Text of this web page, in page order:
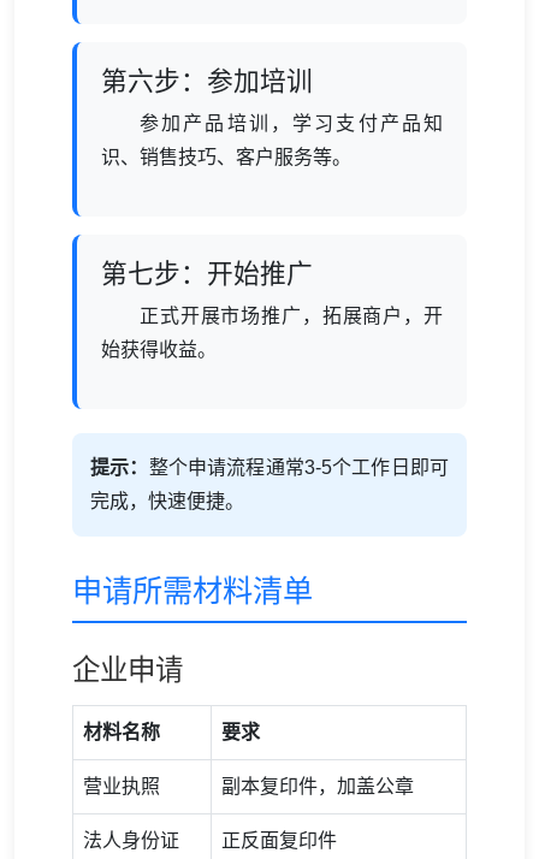
第六步：参加培训
参加产品培训，学习支付产品知
识、销售技巧、客户服务等。
第七步：开始推广
正式开展市场推广，拓展商户，开
始获得收益。
提示： 整个申请流程通常3-5个工作日即可
完成，快速便捷。
申请所需材料清单
企业申请
材料名称 要求
营业执照 副本复印件，加盖公章
法人身份证 正反面复印件